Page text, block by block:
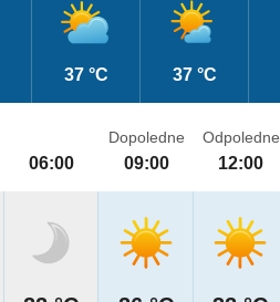
37 °C 37 °C
06:00
Dopoledne
09:00
Odpoledne
12:00